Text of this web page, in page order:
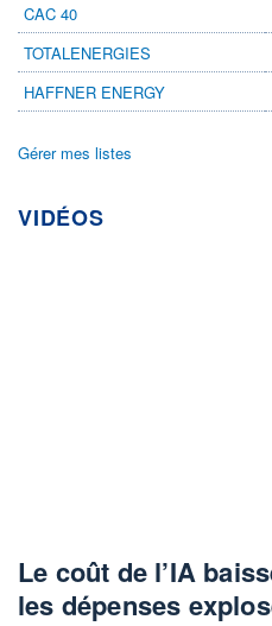
CAC 40
TOTALENERGIES
HAFFNER ENERGY
Gérer mes listes
VIDÉOS
Le coût de l’IA
les dépenses